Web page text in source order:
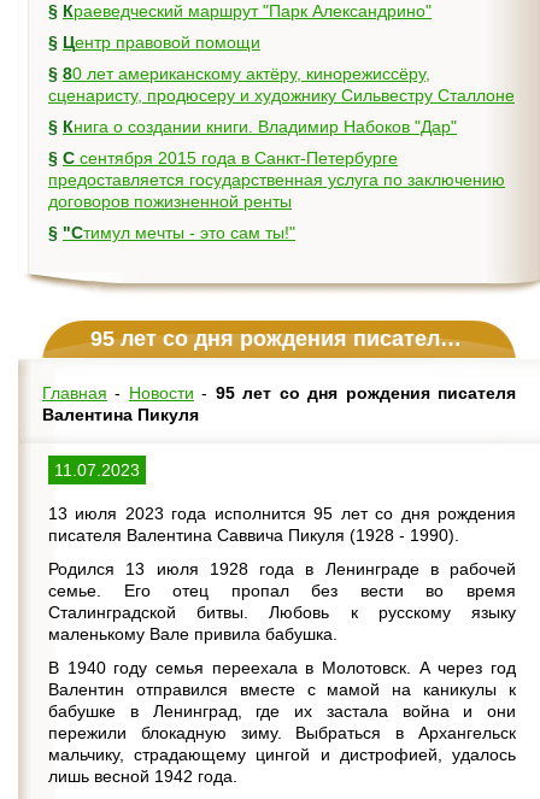
§
Краеведческий маршрут "Парк Александрино"
§
Центр правовой помощи
§ 80 лет американскому актёру, кинорежиссёру,
сценаристу, продюсеру и художнику Сильвестру Сталлоне
§
Книга о создании книги. Владимир Набоков "Дар"
§ С сентября 2015 года в Санкт-Петербурге
предоставляется государственная услуга по заключению
договоров пожизненной ренты
§
"Стимул мечты - это сам ты!"
95 лет со дня рождения писателя Валентина Пикуля
Главная - Новости - 95 лет со дня рождения писателя
Валентина Пикуля
11.07.2023
13 июля 2023 года исполнится 95 лет со дня рождения
писателя Валентина Саввича Пикуля (1928 - 1990).
Родился 13 июля 1928 года в Ленинграде в рабочей
семье. Его отец пропал без вести во время
Сталинградской битвы. Любовь к русскому языку
маленькому Вале привила бабушка.
В 1940 году семья переехала в Молотовск. А через год
Валентин отправился вместе с мамой на каникулы к
бабушке в Ленинград, где их застала война и они
пережили блокадную зиму. Выбраться в Архангельск
мальчику, страдающему цингой и дистрофией, удалось
лишь весной 1942 года.